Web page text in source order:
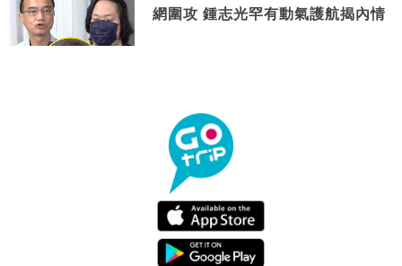
網圍攻 鍾志光罕有動氣護航揭內情